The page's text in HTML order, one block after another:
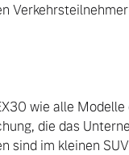
wie alle
die das
sind im kleinen